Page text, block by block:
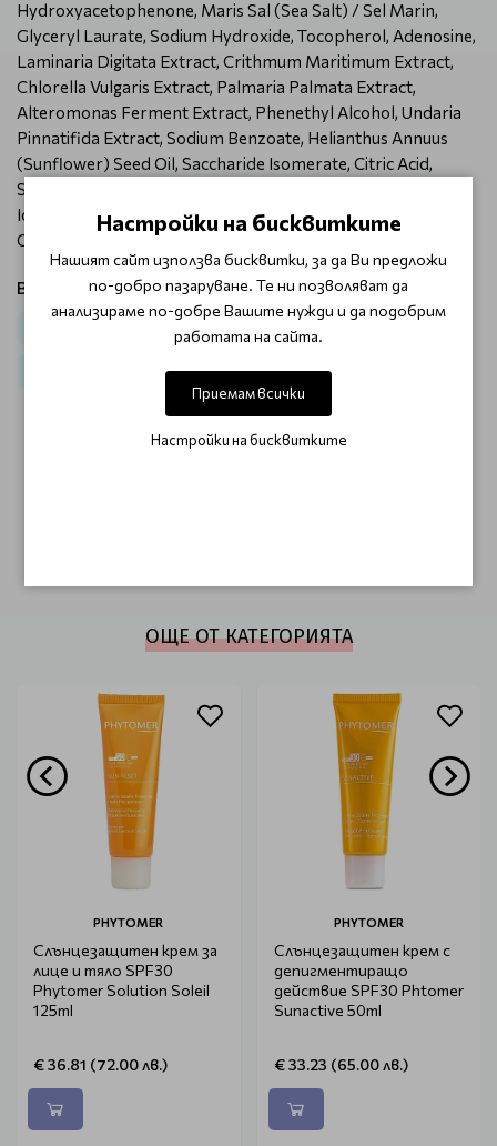
Hydroxyacetophenone, Maris Sal (Sea Salt) / Sel Marin,
Glyceryl Laurate, Sodium Hydroxide, Tocopherol, Adenosine,
Laminaria Digitata Extract, Crithmum Maritimum Extract,
Chlorella Vulgaris Extract, Palmaria Palmata Extract,
Alteromonas Ferment Extract, Phenethyl Alcohol, Undaria
Pinnatifida Extract, Sodium Benzoate, Helianthus Annuus
(Sunflower) Seed Oil, Saccharide Isomerate, Citric Acid,
Sodium Citrate, Citronellol, Limonene, Alpha-Isomethyl
Ionone, Geraniol, Ci 77491 (Iron Oxides), Ci 77492 (Iron
Oxides).
Виж продукти от категория:
Против бръчки / Anti-Age Дневен крем
Анти-ейдж Phytomer
ОЩЕ ОТ КАТЕГОРИЯТА
PHYTOMER
Слънцезащитен крем за
лице и тяло SPF30
Phytomer Solution Soleil
125ml
€ 36.81 (72.00 лв.)
PHYTOMER
Слънцезащитен крем с
депигментиращо
действие SPF30 Phtomer
Sunactive 50ml
€ 33.23 (65.00 лв.)
Настройки на бисквитките
Нашият сайт използва бисквитки, за да Ви предложи
по-добро пазаруване. Те ни позволяват да
анализираме по-добре Вашите нужди и да подобрим
работата на сайта.
Приемам всички
Настройки на бисквитките